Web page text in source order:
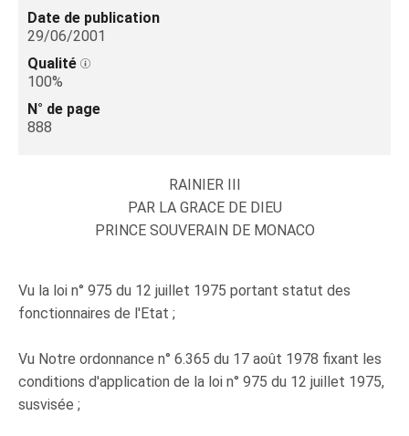
Date de publication
29/06/2001
Qualité
100%
N° de page
888
RAINIER III
PAR LA GRACE DE DIEU
PRINCE SOUVERAIN DE MONACO
Vu la loi n° 975 du 12 juillet 1975 portant statut des
fonctionnaires de l'Etat ;
Vu Notre ordonnance n° 6.365 du 17 août 1978 fixant les
conditions d'application de la loi n° 975 du 12 juillet 1975,
susvisée ;